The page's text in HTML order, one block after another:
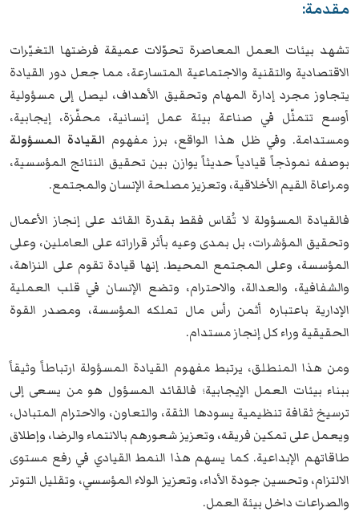
مقدمة:
تشهد بيئات العمل المعاصرة تحوّلات عميقة فرضتها التغيّرات
الاقتصادية والتقنية والاجتماعية المتسارعة، مما جعل دور القيادة
يتجاوز مجرد إدارة المهام وتحقيق الأهداف، ليصل إلى مسؤولية
أوسع تتمثّل في صناعة بيئة عمل إنسانية، محفّزة، إيجابية،
ومستدامة. وفي ظل هذا الواقع، برز مفهوم القيادة المسؤولة
بوصفه نموذجاً قيادياً حديثاً يوازن بين تحقيق النتائج المؤسسية،
ومراعاة القيم الأخلاقية، وتعزيز مصلحة الإنسان والمجتمع.
فالقيادة المسؤولة لا تُقاس فقط بقدرة القائد على إنجاز الأعمال
وتحقيق المؤشرات، بل بمدى وعيه بأثر قراراته على العاملين، وعلى
المؤسسة، وعلى المجتمع المحيط. إنها قيادة تقوم على النزاهة،
والشفافية، والعدالة، والاحترام، وتضع الإنسان في قلب العملية
الإدارية باعتباره أثمن رأس مال تملكه المؤسسة، ومصدر القوة
الحقيقية وراء كل إنجاز مستدام.
ومن هذا المنطلق، يرتبط مفهوم القيادة المسؤولة ارتباطاً وثيقاً
ببناء بيئات العمل الإيجابية؛ فالقائد المسؤول هو من يسعى إلى
ترسيخ ثقافة تنظيمية يسودها الثقة، والتعاون، والاحترام المتبادل،
ويعمل على تمكين فريقه، وتعزيز شعورهم بالانتماء والرضا، وإطلاق
طاقاتهم الإبداعية. كما يسهم هذا النمط القيادي في رفع مستوى
الالتزام، وتحسين جودة الأداء، وتعزيز الولاء المؤسسي، وتقليل التوتر
والصراعات داخل بيئة العمل.